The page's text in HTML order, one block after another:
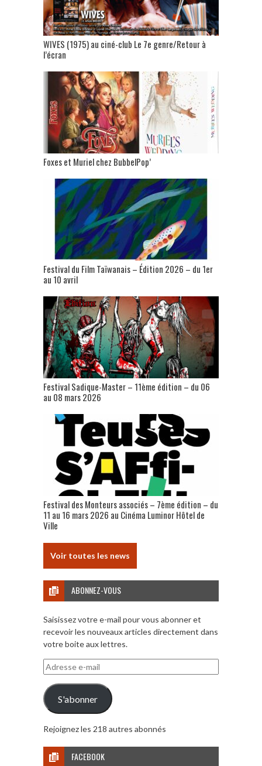
WIVES (1975) au ciné-club Le 7e genre/Retour à
l’écran
Foxes et Muriel chez BubbelPop’
Festival du Film Taïwanais – Édition 2026 – du 1er
au 10 avril
Festival Sadique-Master – 11ème édition – du 06
au 08 mars 2026
Festival des Monteurs associés – 7ème édition – du
11 au 16 mars 2026 au Cinéma Luminor Hôtel de
Ville
Voir toutes les news
ABONNEZ-VOUS
Saisissez votre e-mail pour vous abonner et
recevoir les nouveaux articles directement dans
votre boite aux lettres.
Adresse
e-
mail
S'abonner
Rejoignez les 218 autres abonnés
FACEBOOK